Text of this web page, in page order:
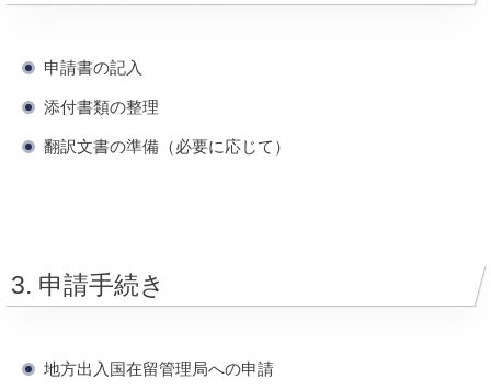
申請書の記入
添付書類の整理
翻訳文書の準備（必要に応じて）
3. 申請手続き
地方出入国在留管理局への申請